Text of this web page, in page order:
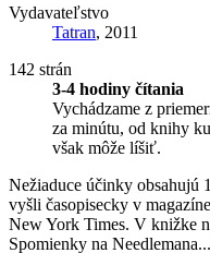
Vydavateľstvo
Tatran, 2011
142 strán
3-4 hodiny čítania
Vychádzame z
za minútu, od knihy
však môže líšiť.
Nežiaduce účinky obsahujú
vyšli časopisecky v
New York Times. V knižke
Spomienky na Needlemana...